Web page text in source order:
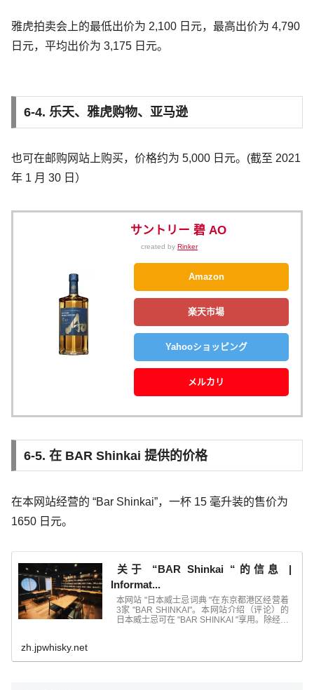
雅虎拍卖会上的最低出价为 2,100 日元，最高出价为 4,790
日元，平均出价为 3,175 日元。
6-4. 乐天、雅虎购物、亚马逊
也可在邮购网站上购买，价格约为 5,000 日元。(截至 2021
年 1 月 30 日）
サントリー 碧 AO
created by Rinker
Amazon
楽天市場
Yahooショッピング
メルカリ
6-5. 在 BAR Shinkai 提供的价格
在本网站经营的 “Bar Shinkai”，一杯 15 毫升装的售价为
1650 日元。
关于 “BAR Shinkai “的信息 |
Informat...
本网站 "日本威士忌词典 "在东京都港区经营着
3家 "BAR SHINKAI"。本网站介绍（评论）的
日本威士忌可在 "BAR SHINKAI "享用。除经营
zh.jpwhisky.net